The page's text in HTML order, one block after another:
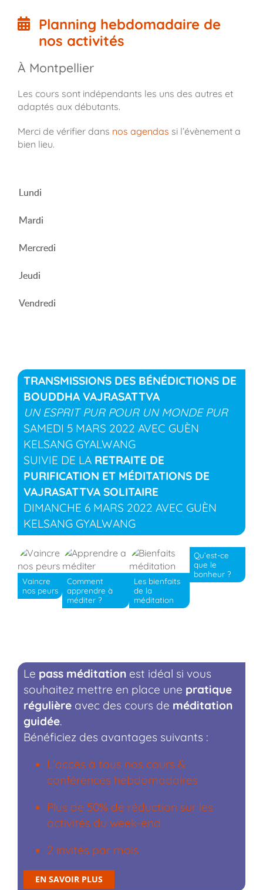
Planning hebdomadaire de
nos activités
À Montpellier
Les cours sont indépendants les uns des autres et
adaptés aux débutants.
Merci de vérifier dans nos agendas si l’évènement a
bien lieu.
Lundi
Mardi
Mercredi
Jeudi
Vendredi
TRANSMISSIONS DES BÉNÉDICTIONS DE
BOUDDHA VAJRASATTVA
UN ESPRIT PUR POUR UN MONDE PUR
SAMEDI 5 MARS 2022 AVEC GUÈN
KELSANG GYALWANG
SUIVIE DE LA RETRAITE DE
PURIFICATION ET MÉDITATIONS DE
VAJRASATTVA SOLITAIRE
DIMANCHE 6 MARS 2022 AVEC GUÈN
KELSANG GYALWANG
Vaincre
nos peurs
Comment
apprendre à
méditer ?
Les bienfaits
de la
méditation
Qu’est-ce
que le
bonheur ?
Le pass méditationest idéal si vous
souhaitez mettre en place une pratique
régulièreavec des cours de méditation
guidée.
Bénéficiez des avantages suivants :
L’accès à tous nos cours &
conférences hebdomadaires
Plus de 50% de réduction sur les
activités du week-end
2 invités par mois
EN SAVOIR PLUS